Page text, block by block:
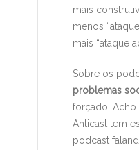
mais
menos
mais “ataque
Sobre os
problemas
forçado. Acho
Anticast tem
podcast